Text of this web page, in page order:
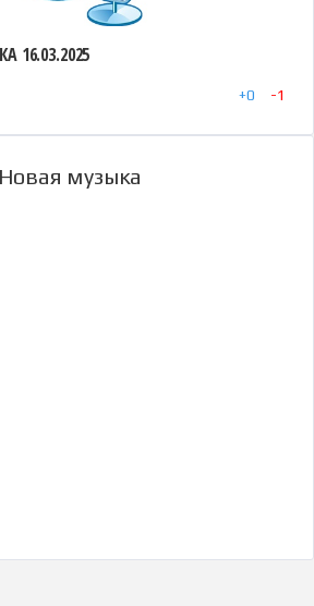
16.03.2025
+0 -1
Новая музыка